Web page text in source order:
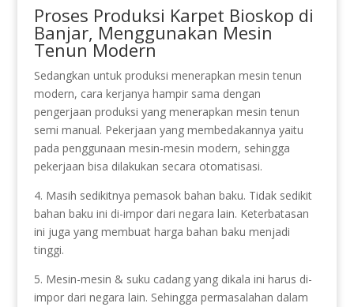
Proses Produksi Karpet Bioskop di
Banjar, Menggunakan Mesin
Tenun Modern
Sedangkan untuk produksi menerapkan mesin tenun
modern, cara kerjanya hampir sama dengan
pengerjaan produksi yang menerapkan mesin tenun
semi manual. Pekerjaan yang membedakannya yaitu
pada penggunaan mesin-mesin modern, sehingga
pekerjaan bisa dilakukan secara otomatisasi.
4. Masih sedikitnya pemasok bahan baku. Tidak sedikit
bahan baku ini di-impor dari negara lain. Keterbatasan
ini juga yang membuat harga bahan baku menjadi
tinggi.
5. Mesin-mesin & suku cadang yang dikala ini harus di-
impor dari negara lain. Sehingga permasalahan dalam